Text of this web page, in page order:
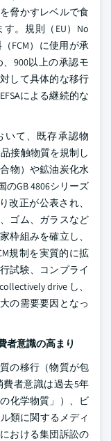
脅かすレベルで食
。規則（EU）No
FCM）に使用が承
900以上の承認モ
して具体的な移行
による継続的な
いて、既存承認物
接触物質を規制し
物）や鉱油炭化水
GB 4806シリーズ
改正が公表され、
ゴム、ガラスなど
枠組みを確立し、
規制を実質的に拡
試験、コンプライ
drive し、
の需要要因となっ
者意識の高まり
の移行（物質が包
者意識は過去5年
化学物質」）、ビ
類に関するメディ
おける集団訴訟の